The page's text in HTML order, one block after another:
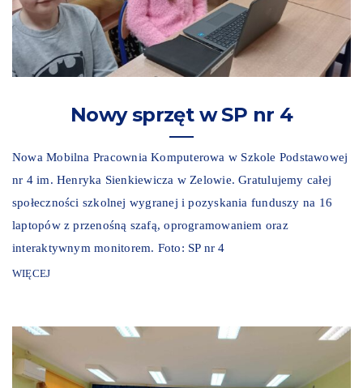
Nowy sprzęt w SP nr 4
Nowa Mobilna Pracownia Komputerowa w Szkole Podstawowej
nr 4 im. Henryka Sienkiewicza w Zelowie. Gratulujemy całej
społeczności szkolnej wygranej i pozyskania funduszy na 16
laptopów z przenośną szafą, oprogramowaniem oraz
interaktywnym monitorem. Foto: SP nr 4
WIĘCEJ